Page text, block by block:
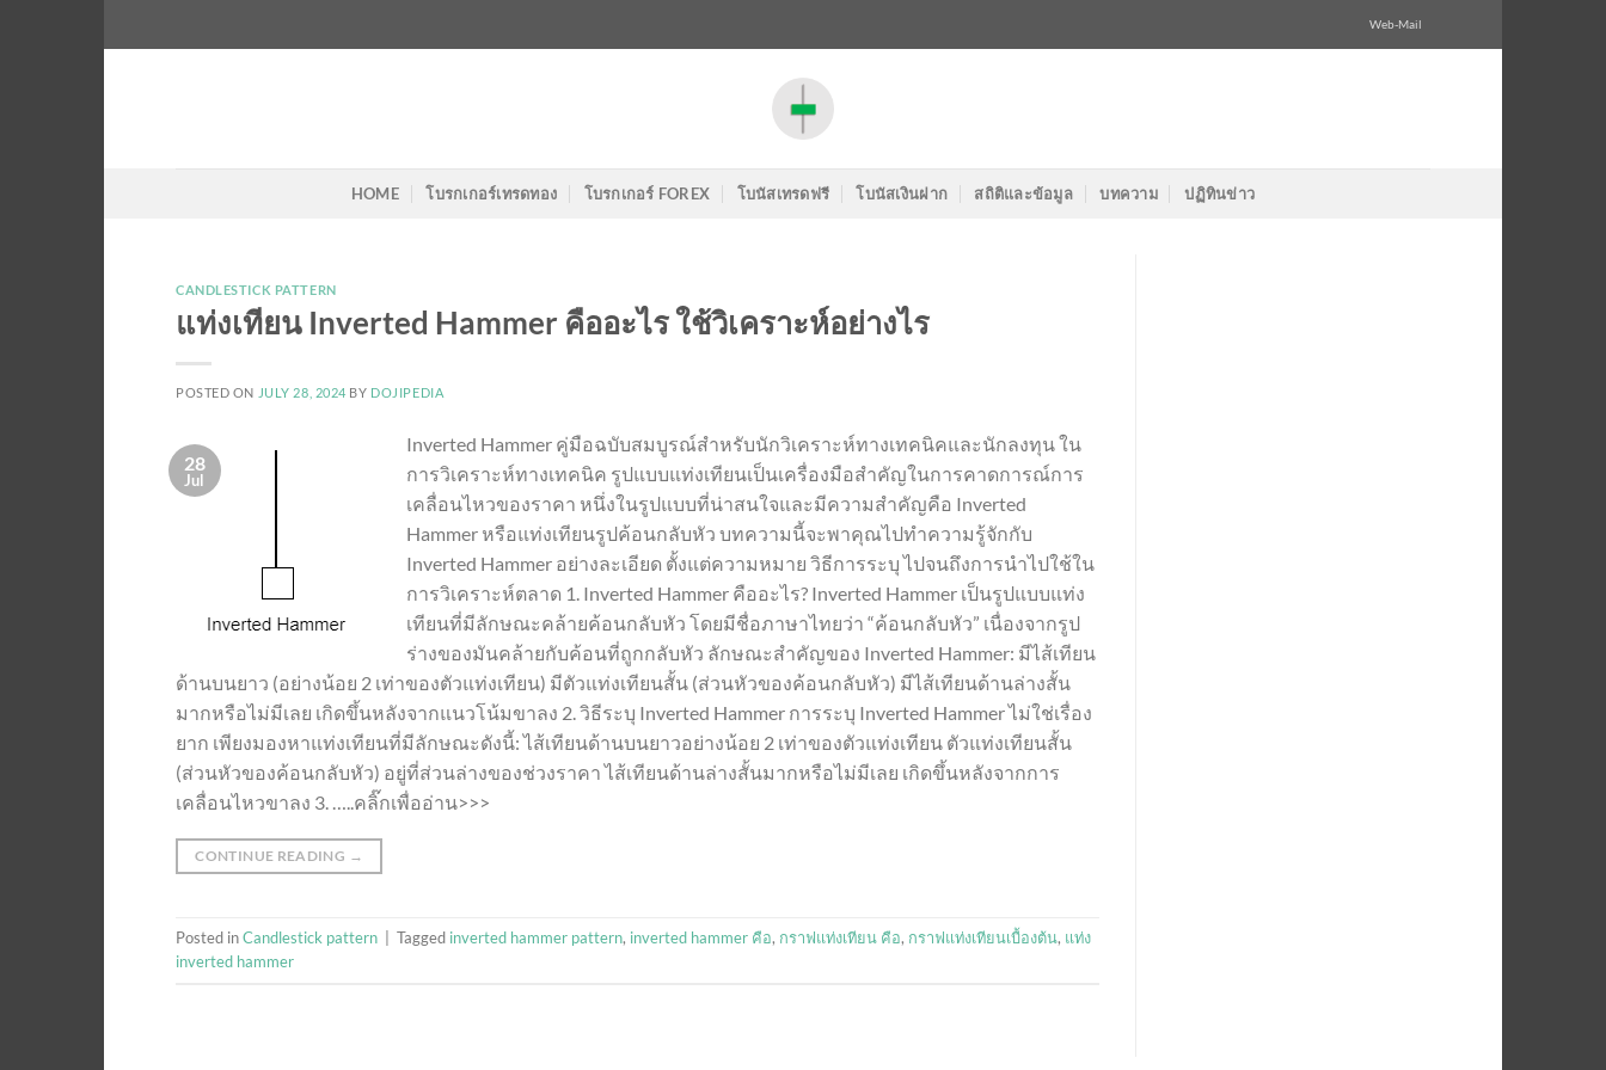
to
Web-Mail
HOME โบรกเกอร์เทรดทอง โบรกเกอร์ FOREX โบนัสเทรดฟรี โบนัสเงินฝาก สถิติและข้อมูล บทความ ปฏิทินข่าว
CANDLESTICK PATTERN
แท่งเทียน Inverted Hammer คืออะไร ใช้วิเคราะห์อย่างไร
POSTED ON JULY 28, 2024 BY DOJIPEDIA
28
Jul
Inverted Hammer คู่มือฉบับสมบูรณ์สำหรับนักวิเคราะห์ทางเทคนิคและนักลงทุน ใน
การวิเคราะห์ทางเทคนิค รูปแบบแท่งเทียนเป็นเครื่องมือสำคัญในการคาดการณ์การ
เคลื่อนไหวของราคา หนึ่งในรูปแบบที่น่าสนใจและมีความสำคัญคือ Inverted
Hammer หรือแท่งเทียนรูปค้อนกลับหัว บทความนี้จะพาคุณไปทำความรู้จักกับ
Inverted Hammer อย่างละเอียด ตั้งแต่ความหมาย วิธีการระบุ ไปจนถึงการนำไปใช้ใน
การวิเคราะห์ตลาด 1. Inverted Hammer คืออะไร? Inverted Hammer เป็นรูปแบบแท่ง
เทียนที่มีลักษณะคล้ายค้อนกลับหัว โดยมีชื่อภาษาไทยว่า “ค้อนกลับหัว” เนื่องจากรูป
ร่างของมันคล้ายกับค้อนที่ถูกกลับหัว ลักษณะสำคัญของ Inverted Hammer: มีไส้เทียน
ด้านบนยาว (อย่างน้อย 2 เท่าของตัวแท่งเทียน) มีตัวแท่งเทียนสั้น (ส่วนหัวของค้อนกลับหัว) มีไส้เทียนด้านล่างสั้น
มากหรือไม่มีเลย เกิดขึ้นหลังจากแนวโน้มขาลง 2. วิธีระบุ Inverted Hammer การระบุ Inverted Hammer ไม่ใช่เรื่อง
ยาก เพียงมองหาแท่งเทียนที่มีลักษณะดังนี้: ไส้เทียนด้านบนยาวอย่างน้อย 2 เท่าของตัวแท่งเทียน ตัวแท่งเทียนสั้น
(ส่วนหัวของค้อนกลับหัว) อยู่ที่ส่วนล่างของช่วงราคา ไส้เทียนด้านล่างสั้นมากหรือไม่มีเลย เกิดขึ้นหลังจากการ
เคลื่อนไหวขาลง 3. …..คลิ๊กเพื่ออ่าน>>>
CONTINUE READING →
Posted inCandlestick pattern Tagged inverted hammer pattern, inverted hammer คือ, กราฟแท่งเทียน คือ, กราฟแท่งเทียนเบื้องต้น, แท่ง
inverted hammer